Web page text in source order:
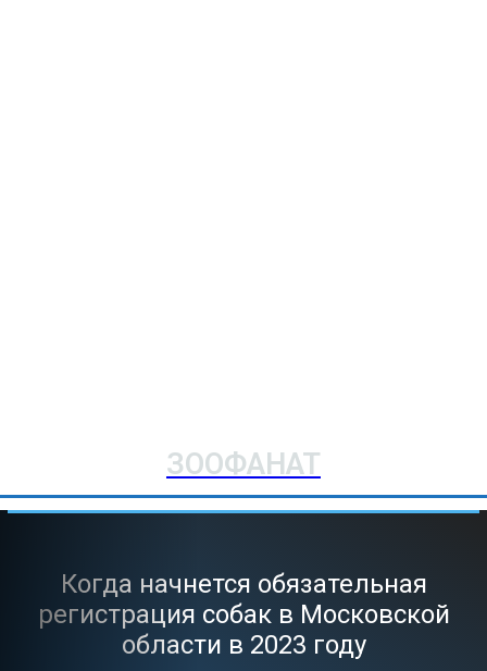
ЗООФАНАТ
Когда начнется обязательная
регистрация собак в Московской
области в 2023 году